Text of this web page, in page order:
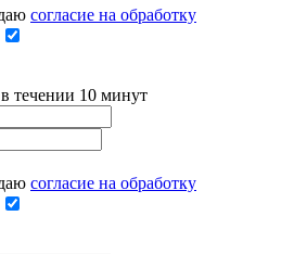
согласие на обработку
течении 10 минут
согласие на обработку